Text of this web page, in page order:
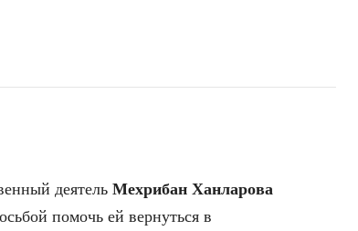
деятель Мехрибан Ханларова
помочь ей вернуться в